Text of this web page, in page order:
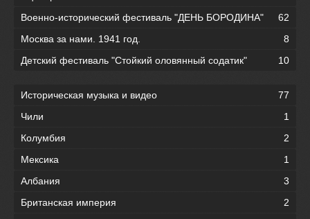
Военно-исторический фестиваль "ДЕНЬ БОРОДИНА"
62
Москва за нами. 1941 год.
8
Детский фестиваль "Стойкий оловянный содатик"
10
Историческая музыка и видео
77
Чили
1
Колумбия
2
Мексика
1
Албания
3
Британская империя
2